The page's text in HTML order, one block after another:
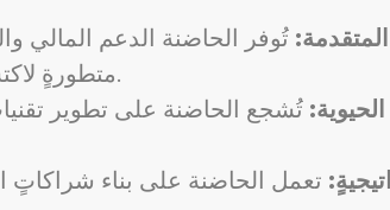
تُوفر الحاضنة الدعم المالي
متطورةٍ لاكتشاف طرقٍ جديدةٍ لإنتاج واستخدام الخلايا الجذعية والأنسجة المهندسة حيوياً.
تُشجع الحاضنة على تطوير
تعمل الحاضنة على بناء شراكاتٍ